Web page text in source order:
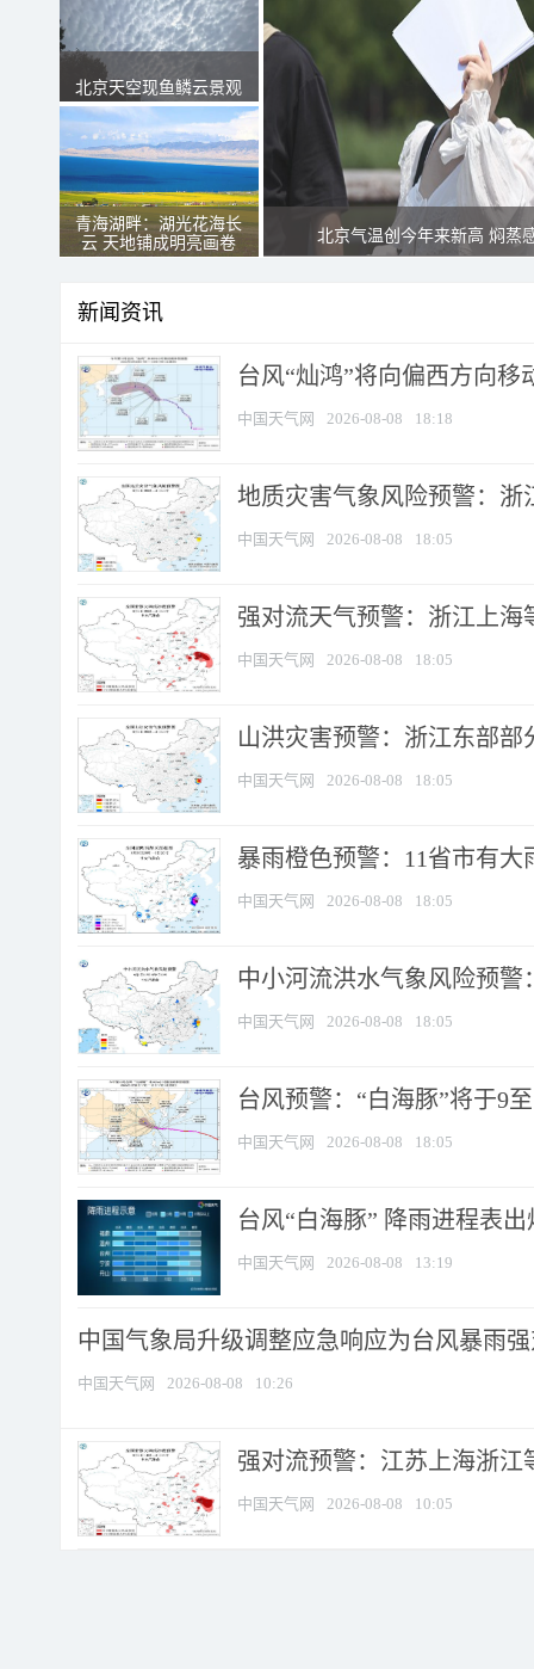
北京天空现鱼鳞云景观
青海湖畔：湖光花海长
云 天地铺成明亮画卷
北京气温创今年来新高 焖蒸
新闻资讯
台风“灿鸿”将向偏西方向移
中国天气网 2026-08-08 18:18
地质灾害气象风险预警：
中国天气网 2026-08-08 18:05
强对流天气预警：浙江上海
中国天气网 2026-08-08 18:05
山洪灾害预警：浙江东部
中国天气网 2026-08-08 18:05
暴雨橙色预警：11省市有
中国天气网 2026-08-08 18:05
中小河流洪水气象风险预
中国天气网 2026-08-08 18:05
台风预警：“白海豚”将于9
中国天气网 2026-08-08 18:05
台风“白海豚” 降雨进程表
中国天气网 2026-08-08 13:19
中国气象局升级调整应急响应为台风暴雨
中国天气网 2026-08-08 10:26
强对流预警：江苏上海浙江
中国天气网 2026-08-08 10:05